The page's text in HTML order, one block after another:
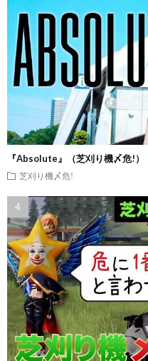
『Absolute』（芝刈り機〆危!）
芝刈り機〆危!